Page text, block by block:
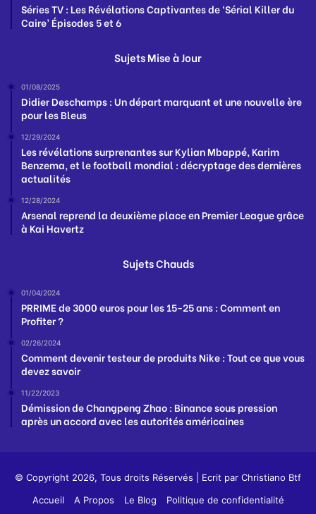
Séries TV : Les Révélations Captivantes de ‘Sérial Killer du
Caire’ Épisodes 5 et 6
Sujets Mise à Jour
01/08/2025
Didier Deschamps : Un départ marquant et une nouvelle ère
pour les Bleus
12/29/2024
Les révélations surprenantes sur Kylian Mbappé, Karim
Benzema, et le football mondial : décryptage des dernières
actualités
12/28/2024
Arsenal reprend la deuxième place en Premier League grâce
à Kai Havertz
Sujets Chauds
01/04/2024
PRRIME de 3000 euros pour les 15-25 ans : Comment en
Profiter ?
02/26/2024
Comment devenir testeur de produits Nike : Tout ce que vous
devez savoir
11/22/2023
Démission de Changpeng Zhao : Binance sous pression
après un accord avec les autorités américaines
© Copyright 2026, Tous droits Réservés | Ecrit par Christiano Btf
Accueil
A Propos Le Blog Politique de confidentialité